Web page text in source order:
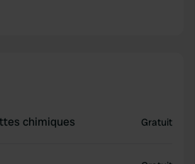
chimiques Gratuit